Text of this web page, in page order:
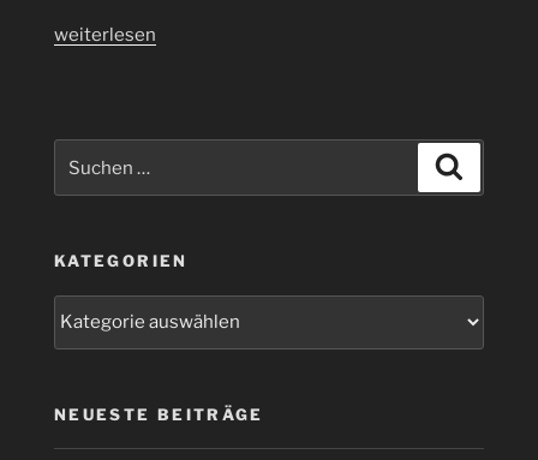
„Neue
am
17.4.2023
weiterlesen
nach:
KATEGORIEN
NEUESTE BEITRÄGE